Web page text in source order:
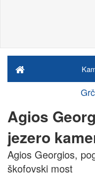
Agios
jezero
Agios Georgios,
škofovski most